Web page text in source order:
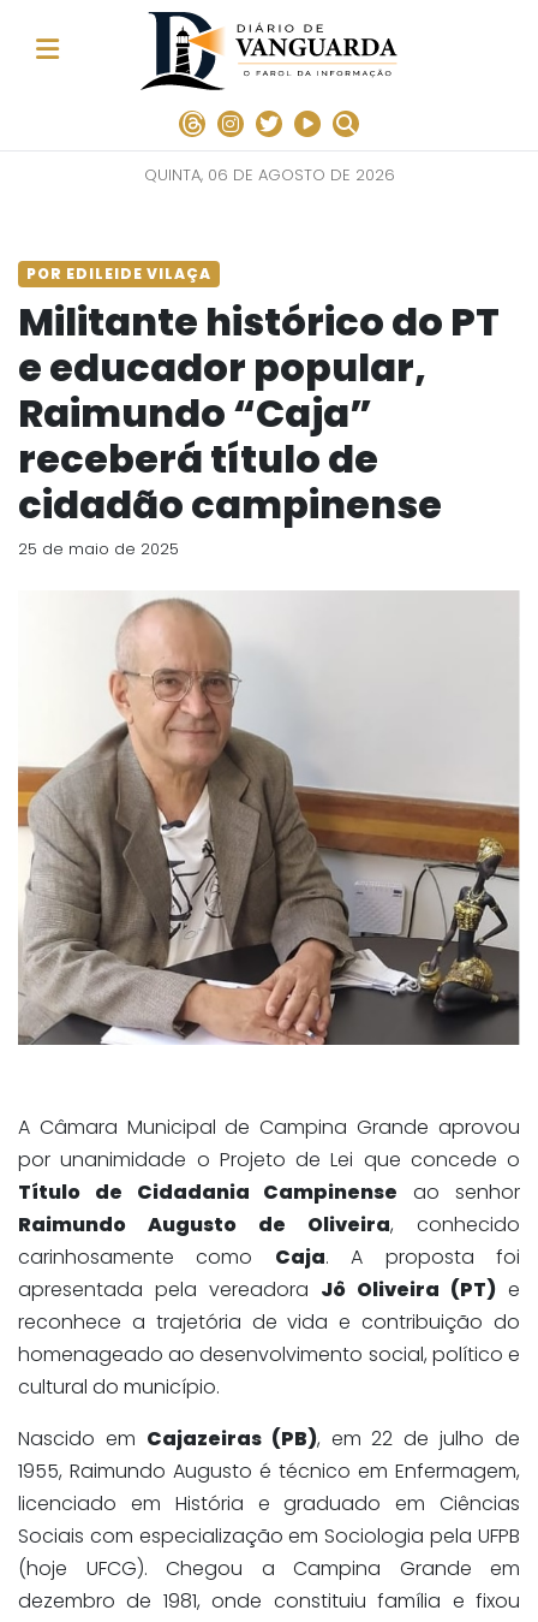
QUINTA, 06 DE AGOSTO DE 2026
POR EDILEIDE VILAÇA
Militante histórico do PT
e educador popular,
Raimundo “Caja”
receberá título de
cidadão campinense
25 de maio de 2025
A Câmara Municipal de Campina Grande aprovou
por unanimidade o Projeto de Lei que concede o
Título de Cidadania Campinense ao senhor
Raimundo Augusto de Oliveira, conhecido
carinhosamente como Caja. A proposta foi
apresentada pela vereadora Jô Oliveira (PT) e
reconhece a trajetória de vida e contribuição do
homenageado ao desenvolvimento social, político e
cultural do município.
Nascido em Cajazeiras (PB), em 22 de julho de
1955, Raimundo Augusto é técnico em Enfermagem,
licenciado em História e graduado em Ciências
Sociais com especialização em Sociologia pela UFPB
(hoje UFCG). Chegou a Campina Grande em
dezembro de 1981, onde constituiu família e fixou